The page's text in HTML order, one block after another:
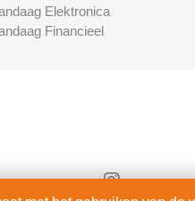
Elektronica
Financieel